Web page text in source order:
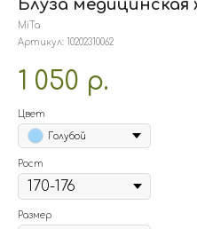
Блуза медицинская
MiTa
Артикул:
10202310062
1 050 р.
Цвет
Голубой
Рост
Размер